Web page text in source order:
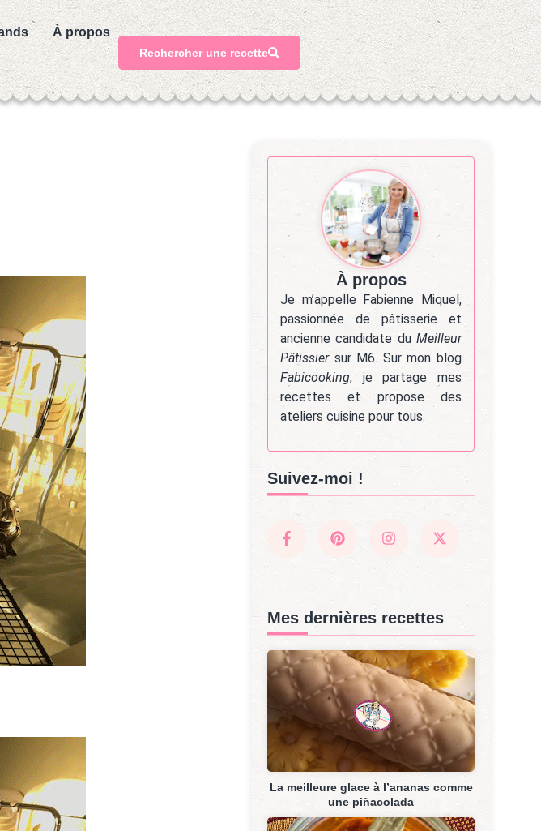
À propos
Rechercher une recette
À propos
Je m’appelle Fabienne Miquel,
passionnée de pâtisserie et
ancienne candidate du Meilleur
Pâtissiersur M6. Sur mon blog
Fabicooking, je partage mes
recettes et propose des
ateliers cuisine pour tous.
Suivez-moi !
Mes dernières recettes
La meilleure glace à l’ananas comme
une piñacolada